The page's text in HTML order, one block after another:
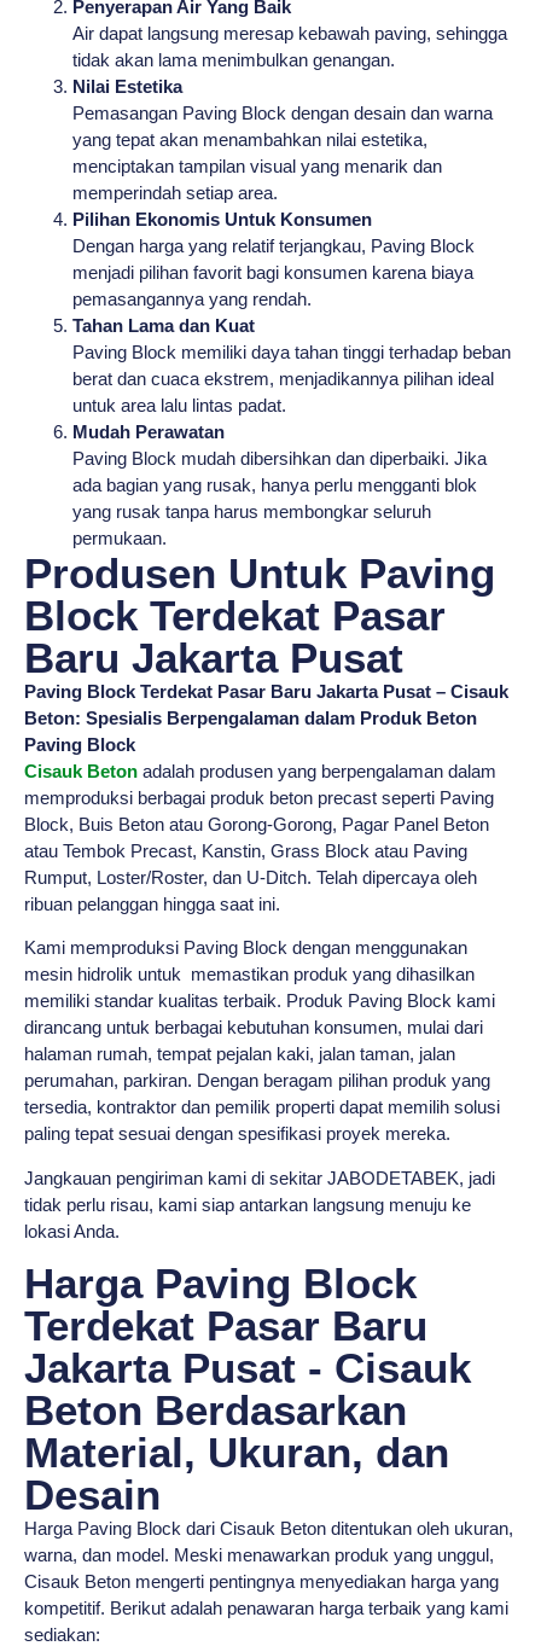
Penyerapan Air Yang Baik
Air dapat langsung meresap kebawah paving, sehingga
tidak akan lama menimbulkan genangan.
Nilai Estetika
Pemasangan Paving Block dengan desain dan warna
yang tepat akan menambahkan nilai estetika,
menciptakan tampilan visual yang menarik dan
memperindah setiap area.
Pilihan Ekonomis Untuk Konsumen
Dengan harga yang relatif terjangkau, Paving Block
menjadi pilihan favorit bagi konsumen karena biaya
pemasangannya yang rendah.
Tahan Lama dan Kuat
Paving Block memiliki daya tahan tinggi terhadap beban
berat dan cuaca ekstrem, menjadikannya pilihan ideal
untuk area lalu lintas padat.
Mudah Perawatan
Paving Block mudah dibersihkan dan diperbaiki. Jika
ada bagian yang rusak, hanya perlu mengganti blok
yang rusak tanpa harus membongkar seluruh
permukaan.
Produsen Untuk Paving
Block Terdekat Pasar
Baru Jakarta Pusat
Paving Block Terdekat Pasar Baru Jakarta Pusat – Cisauk
Beton: Spesialis Berpengalaman dalam Produk Beton
Paving Block
Cisauk Beton adalah produsen yang berpengalaman dalam
memproduksi berbagai produk beton precast seperti Paving
Block, Buis Beton atau Gorong-Gorong, Pagar Panel Beton
atau Tembok Precast, Kanstin, Grass Block atau Paving
Rumput, Loster/Roster, dan U-Ditch. Telah dipercaya oleh
ribuan pelanggan hingga saat ini.
Kami memproduksi Paving Block dengan menggunakan
mesin hidrolik untuk memastikan produk yang dihasilkan
memiliki standar kualitas terbaik. Produk Paving Block kami
dirancang untuk berbagai kebutuhan konsumen, mulai dari
halaman rumah, tempat pejalan kaki, jalan taman, jalan
perumahan, parkiran. Dengan beragam pilihan produk yang
tersedia, kontraktor dan pemilik properti dapat memilih solusi
paling tepat sesuai dengan spesifikasi proyek mereka.
Jangkauan pengiriman kami di sekitar JABODETABEK, jadi
tidak perlu risau, kami siap antarkan langsung menuju ke
lokasi Anda.
Harga Paving Block
Terdekat Pasar Baru
Jakarta Pusat - Cisauk
Beton Berdasarkan
Material, Ukuran, dan
Desain
Harga Paving Block dari Cisauk Beton ditentukan oleh ukuran,
warna, dan model. Meski menawarkan produk yang unggul,
Cisauk Beton mengerti pentingnya menyediakan harga yang
kompetitif. Berikut adalah penawaran harga terbaik yang kami
sediakan: